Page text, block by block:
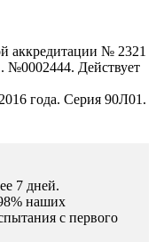
аккредитации № 2321
№0002444. Действует
года. Серия 90Л01.
7 дней.
наших
с первого